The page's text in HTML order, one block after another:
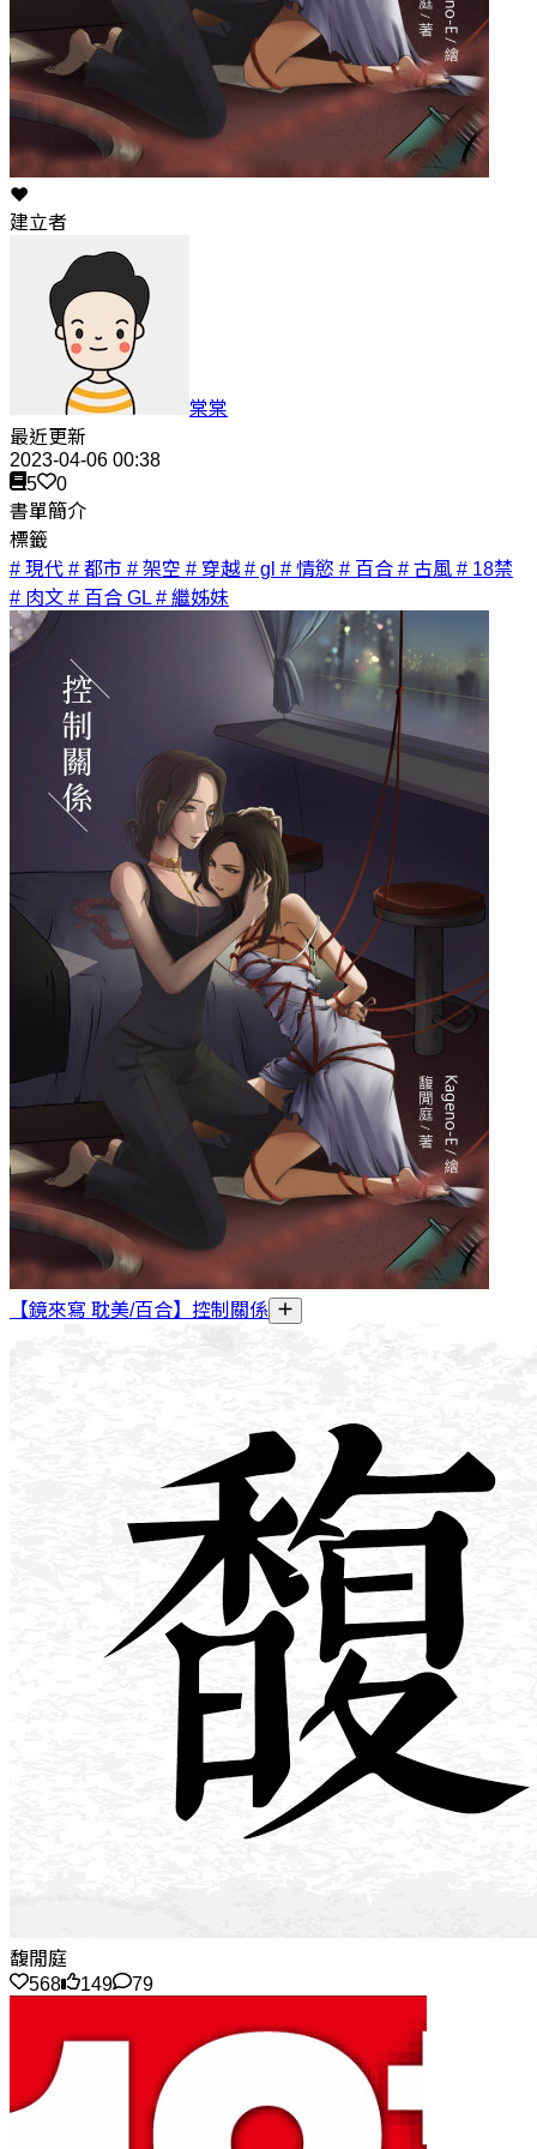
❤️
建立者
棠棠
最近更新
2023-04-06 00:38
5
0
書單簡介
標籤
# 現代 # 都市 # 架空 # 穿越# gl # 情慾 # 百合 # 古風 # 18禁
# 肉文 # 百合 GL # 繼姊妹
【鏡來寫 耽美/百合】控制關係
馥閒庭
568
149 79